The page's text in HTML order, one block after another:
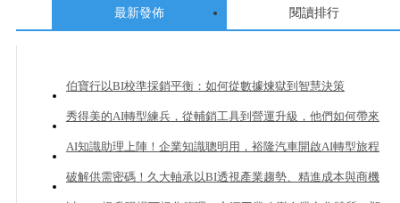
最新發佈 閱讀排行
伯寶行以BI校準採銷平衡：如何從數據煉獄到智慧決策
秀得美的AI轉型練兵，從輔銷工具到營運升級，他們如何帶來
20%業績成長？
AI知識助理上陣！企業知識聰明用，裕隆汽車開啟AI轉型旅程
破解供需密碼！久大軸承以BI透視產業趨勢、精進成本與商機